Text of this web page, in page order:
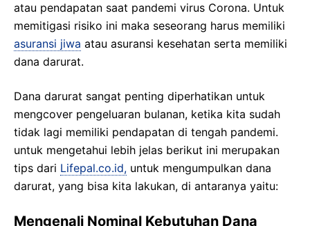
atau pendapatan saat pandemi virus Corona. Untuk
memitigasi risiko ini maka seseorang harus memiliki
asuransi jiwa atau asuransi kesehatan serta memiliki
dana darurat.
Dana darurat sangat penting diperhatikan untuk
mengcover pengeluaran bulanan, ketika kita sudah
tidak lagi memiliki pendapatan di tengah pandemi.
untuk mengetahui lebih jelas berikut ini merupakan
tips dari Lifepal.co.id, untuk mengumpulkan dana
darurat, yang bisa kita lakukan, di antaranya yaitu:
Mengenali Nominal Kebutuhan Dana